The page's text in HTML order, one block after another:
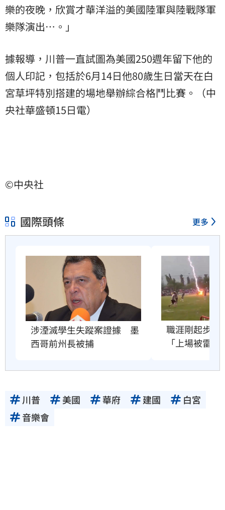
樂的夜晚，欣賞才華洋溢的美國陸軍與陸戰隊軍
樂隊演出…。」
據報導，川普一直試圖為美國250週年留下他的
個人印記，包括於6月14日他80歲生日當天在白
宮草坪特別搭建的場地舉辦綜合格鬥比賽。（中
央社華盛頓15日電）
©中央社
國際頭條 更多
涉湮滅學生失蹤案證據　墨
西哥前州長被捕
職涯剛起步　
「上場被雷劈
川普 美國 華府 建國
白宮
音樂會